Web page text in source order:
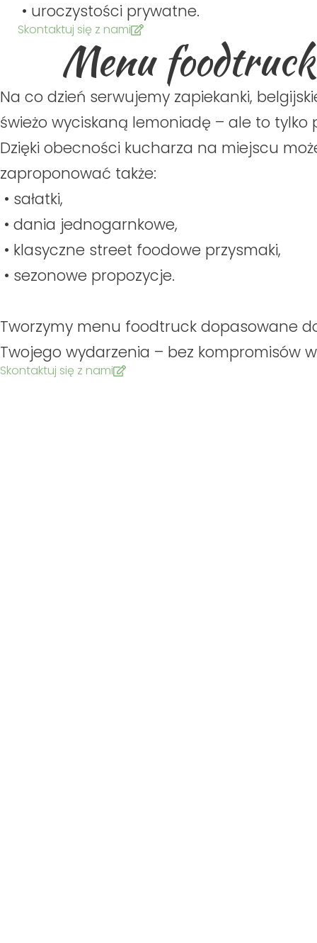
• uroczystości prywatne.
Skontaktuj się z nami
Menu
Na co dzień serwujemy zapiekanki,
świeżo wyciskaną lemoniadę – ale to tylko
Dzięki obecności kucharza na miejscu
zaproponować także:
• sałatki,
• dania jednogarnkowe,
• klasyczne street foodowe przysmaki,
• sezonowe propozycje.
Tworzymy menu foodtruck dopasowane
Twojego wydarzenia – bez kompromisów
Skontaktuj się z nami